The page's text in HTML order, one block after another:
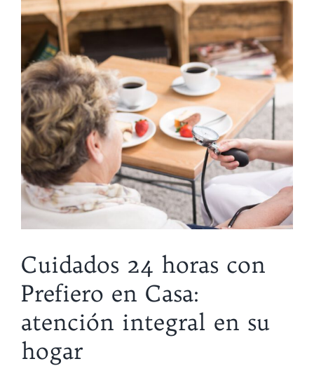
Cuidados 24 horas con
Prefiero en Casa:
atención integral en su
hogar